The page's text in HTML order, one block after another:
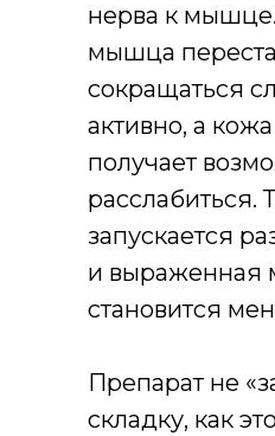
нерва к мышце.
мышца
сокращаться
активно, а
получает
расслабиться.
запускается
и выраженная
становится
Препарат не
складку, как